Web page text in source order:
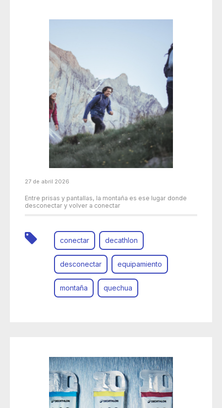
27 de abril 2026
Entre prisas y pantallas, la montaña es ese lugar donde
desconectar y volver a conectar
conectar decathlon
desconectar equipamiento
montaña quechua